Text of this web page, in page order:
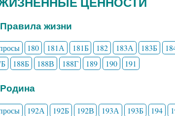
Правила жизни
180 181А 181Б 182 183А 183Б
188Б 188В 188Г 189 190 191
Родина
192А 192Б 192В 193А 193Б 194